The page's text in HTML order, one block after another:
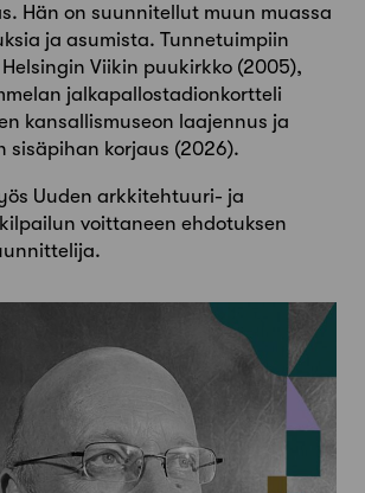
Hän on suunnitellut muun muassa
ja asumista. Tunnetuimpiin
Viikin puukirkko (2005),
jalkapallostadionkortteli
kansallismuseon laajennus ja
sisäpihan korjaus (2026).
Uuden arkkitehtuuri- ja
voittaneen ehdotuksen